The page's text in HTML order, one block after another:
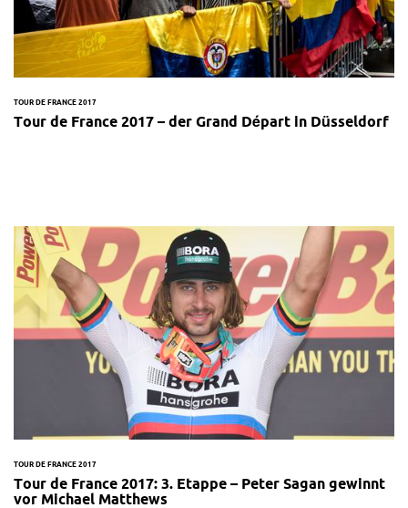
TOUR DE FRANCE 2017
Tour de France 2017 – der Grand Départ in Düsseldorf
TOUR DE FRANCE 2017
Tour de France 2017: 3. Etappe – Peter Sagan gewinnt
vor Michael Matthews